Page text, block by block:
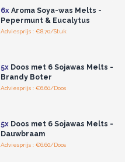
6xAroma Soya-was Melts -
Pepermunt & Eucalytus
Adviesprijs : €8.70/Stuk
5xDoos met 6 Sojawas Melts -
Brandy Boter
Adviesprijs : €6.60/Doos
5xDoos met 6 Sojawas Melts -
Dauwbraam
Adviesprijs : €6.60/Doos